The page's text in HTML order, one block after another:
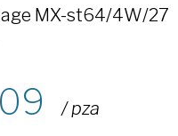
MX-st64/4W/27
/ pza